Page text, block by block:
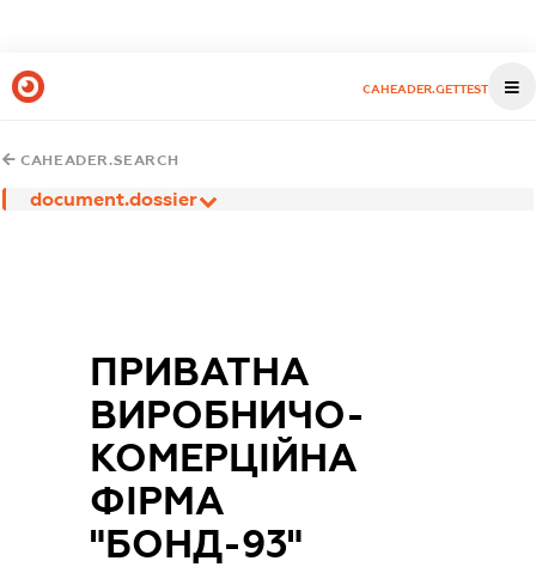
CAHEADER.GETTEST
CAHEADER.SEARCH
document.dossier
ПРИВАТНА
ВИРОБНИЧО-
КОМЕРЦІЙНА
ФІРМА
"БОНД-93"